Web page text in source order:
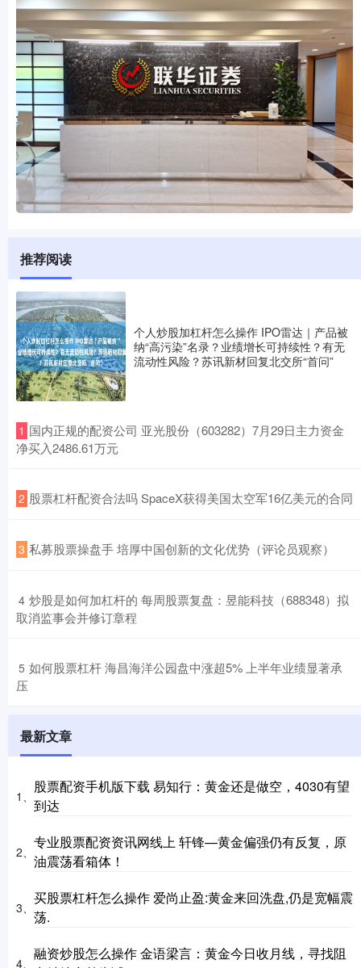
推荐阅读
个人炒股加杠杆怎么操作 IPO雷达｜产品被
纳“高污染”名录？业绩增长可持续性？有无
流动性风险？苏讯新材回复北交所“首问”
1 ​国内正规的配资公司 亚光股份（603282）7月29日主力资金
净买入2486.61万元
2 ​股票杠杆配资合法吗 SpaceX获得美国太空军16亿美元的合同
3 ​私募股票操盘手 培厚中国创新的文化优势（评论员观察）
4 ​炒股是如何加杠杆的 每周股票复盘：昱能科技（688348）拟
取消监事会并修订章程
5 ​如何股票杠杆 海昌海洋公园盘中涨超5% 上半年业绩显著承
压
最新文章
1、
股票配资手机版下载 易知行：黄金还是做空，4030有望
到达
2、
专业股票配资资讯网线上 轩锋—黄金偏强仍有反复，原
油震荡看箱体！
3、
买股票杠杆怎么操作 爱尚止盈:黄金来回洗盘,仍是宽幅震
荡.
4、
融资炒股怎么操作 金语梁言：黄金今日收月线，寻找阻